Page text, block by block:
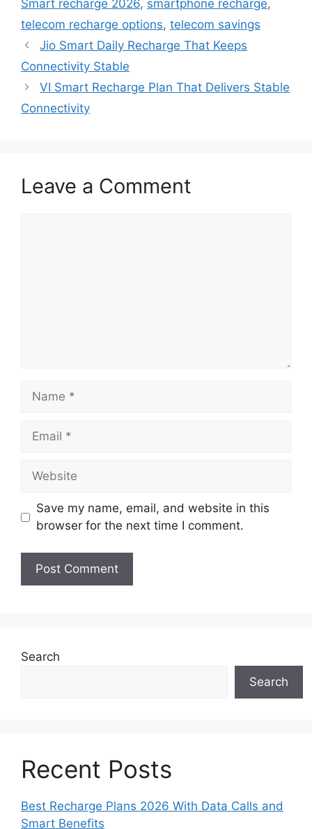
Smart recharge 2026, smartphone recharge,
telecom recharge options, telecom savings
Jio Smart Daily Recharge That Keeps
Connectivity Stable
VI Smart Recharge Plan That Delivers Stable
Connectivity
Leave a Comment
Name
Email
Website
Save my name, email, and website in this
browser for the next time I comment.
Search
Search
Recent Posts
Best Recharge Plans 2026 With Data Calls and
Smart Benefits